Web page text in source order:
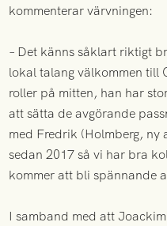
kommenterar värvningen:
– Det känns såklart riktigt
lokal talang välkommen till
roller på mitten, han har
att sätta de avgörande
med Fredrik (Holmberg, ny
sedan 2017 så vi har bra
kommer att bli spännande
I samband med att